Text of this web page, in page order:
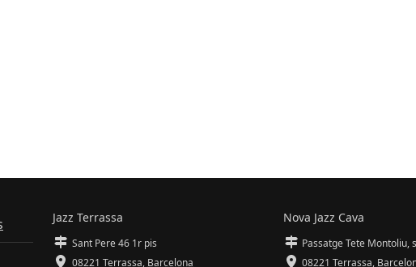
Jazz Terrassa
Sant Pere 46 1r pis
08221 Terrassa, Barcelona
Nova Jazz Cava
Passatge Tete Montoliu,
08221 Terrassa,